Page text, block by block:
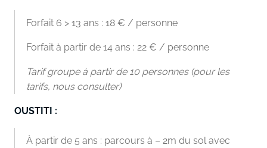
Forfait 6 > 13 ans : 18 € / personne
Forfait à partir de 14 ans : 22 € / personne
Tarif groupe à partir de 10 personnes (pour les
tarifs, nous consulter)
OUSTITI :
À partir de 5 ans : parcours à – 2m du sol avec